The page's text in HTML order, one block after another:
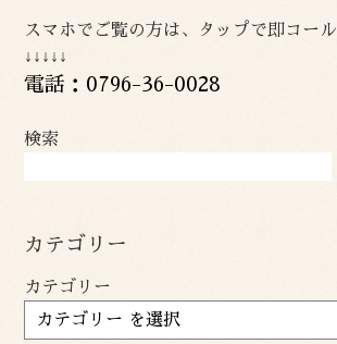
スマホでご覧の方は、タップで即コール
↓↓↓↓↓
電話：0796-36-0028
検索
カテゴリー
カテゴリー